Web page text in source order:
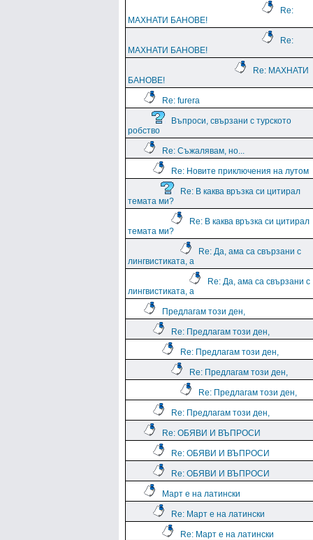
Re:
МАХНАТИ БАНОВЕ!
Re:
МАХНАТИ БАНОВЕ!
Re: МАХНАТИ
БАНОВЕ!
Re: furera
Въпроси, свързани с турското
робство
Re: Съжалявам, но...
Re: Новите приключения на лутом
Re: В каква връзка си цитирал
темата ми?
Re: В каква връзка си цитирал
темата ми?
Re: Да, ама са свързани с
лингвистиката, а
Re: Да, ама са свързани с
лингвистиката, а
Предлагам този ден,
Re: Предлагам този ден,
Re: Предлагам този ден,
Re: Предлагам този ден,
Re: Предлагам този ден,
Re: Предлагам този ден,
Re: ОБЯВИ И ВЪПРОСИ
Re: ОБЯВИ И ВЪПРОСИ
Re: ОБЯВИ И ВЪПРОСИ
Март е на латински
Re: Март е на латински
Re: Март е на латински